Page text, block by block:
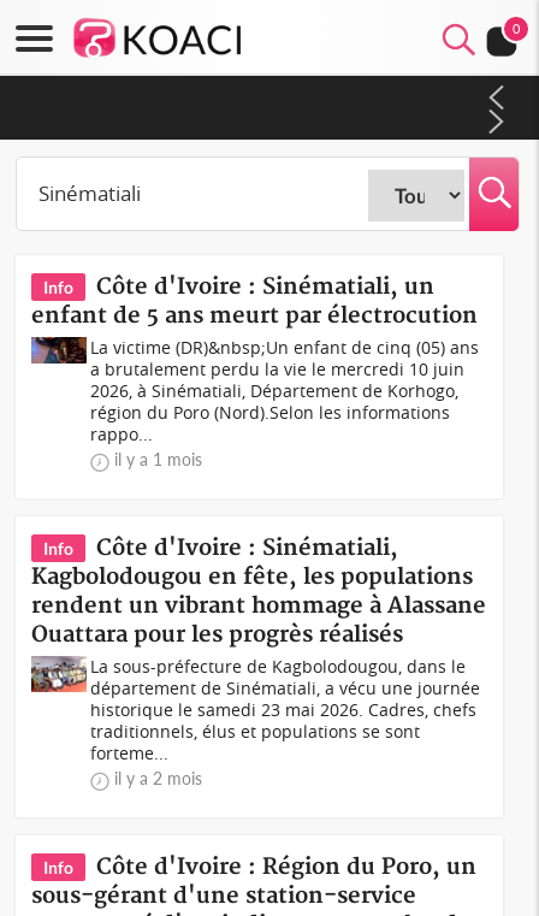
0
arriérés du SMIG 2023
Info
Côte d'Ivoire : Sinématiali, un
enfant de 5 ans meurt par électrocution
La victime (DR)&nbsp;Un enfant de cinq (05) ans
a brutalement perdu la vie le mercredi 10 juin
2026, à Sinématiali, Département de Korhogo,
région du Poro (Nord).Selon les informations
rappo...
il y a 1 mois
Info
Côte d'Ivoire : Sinématiali,
Kagbolodougou en fête, les populations
rendent un vibrant hommage à Alassane
Ouattara pour les progrès réalisés
La sous-préfecture de Kagbolodougou, dans le
département de Sinématiali, a vécu une journée
historique le samedi 23 mai 2026. Cadres, chefs
traditionnels, élus et populations se sont
forteme...
il y a 2 mois
Info
Côte d'Ivoire : Région du Poro, un
sous-gérant d'une station-service